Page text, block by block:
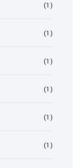
(1)
(1)
(1)
(1)
(1)
(1)